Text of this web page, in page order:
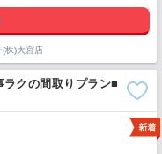
(株)大宮店
クの間取りプラン■